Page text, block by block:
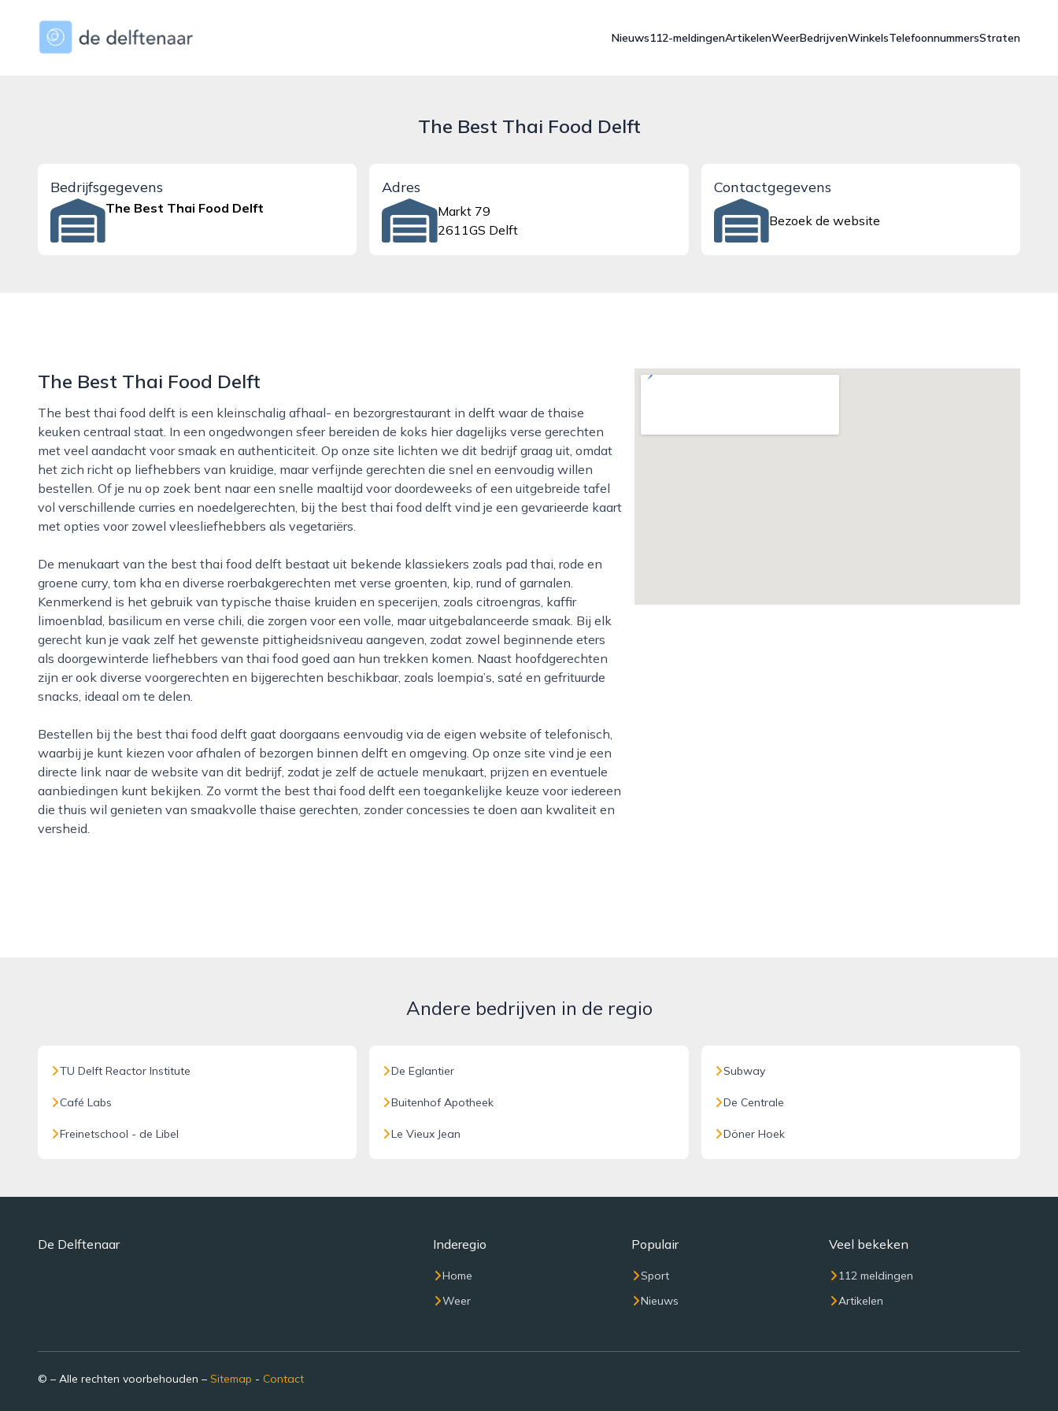
dedelftenaar.nl
Nieuws112-meldingenArtikelenWeerBedrijvenWinkelsTelefoonnummersStraten
The Best Thai Food Delft
Bedrijfsgegevens
The Best Thai Food Delft
Adres
Markt 79
2611GS Delft
Contactgegevens
Bezoek de website
The Best Thai Food Delft
The best thai food delft is een kleinschalig afhaal- en bezorgrestaurant in delft waar de thaise
keuken centraal staat. In een ongedwongen sfeer bereiden de koks hier dagelijks verse gerechten
met veel aandacht voor smaak en authenticiteit. Op onze site lichten we dit bedrijf graag uit, omdat
het zich richt op liefhebbers van kruidige, maar verfijnde gerechten die snel en eenvoudig willen
bestellen. Of je nu op zoek bent naar een snelle maaltijd voor doordeweeks of een uitgebreide tafel
vol verschillende curries en noedelgerechten, bij the best thai food delft vind je een gevarieerde kaart
met opties voor zowel vleesliefhebbers als vegetariërs.
De menukaart van the best thai food delft bestaat uit bekende klassiekers zoals pad thai, rode en
groene curry, tom kha en diverse roerbakgerechten met verse groenten, kip, rund of garnalen.
Kenmerkend is het gebruik van typische thaise kruiden en specerijen, zoals citroengras, kaffir
limoenblad, basilicum en verse chili, die zorgen voor een volle, maar uitgebalanceerde smaak. Bij elk
gerecht kun je vaak zelf het gewenste pittigheidsniveau aangeven, zodat zowel beginnende eters
als doorgewinterde liefhebbers van thai food goed aan hun trekken komen. Naast hoofdgerechten
zijn er ook diverse voorgerechten en bijgerechten beschikbaar, zoals loempia’s, saté en gefrituurde
snacks, ideaal om te delen.
Bestellen bij the best thai food delft gaat doorgaans eenvoudig via de eigen website of telefonisch,
waarbij je kunt kiezen voor afhalen of bezorgen binnen delft en omgeving. Op onze site vind je een
directe link naar de website van dit bedrijf, zodat je zelf de actuele menukaart, prijzen en eventuele
aanbiedingen kunt bekijken. Zo vormt the best thai food delft een toegankelijke keuze voor iedereen
die thuis wil genieten van smaakvolle thaise gerechten, zonder concessies te doen aan kwaliteit en
versheid.
Andere bedrijven in de regio
TU Delft Reactor Institute
Café Labs
Freinetschool - de Libel
De Eglantier
Buitenhof Apotheek
Le Vieux Jean
Subway
De Centrale
Döner Hoek
De Delftenaar Inderegio
Home
Weer
Populair
Sport
Nieuws
Veel bekeken
112 meldingen
Artikelen
© – Alle rechten voorbehouden – Sitemap - Contact